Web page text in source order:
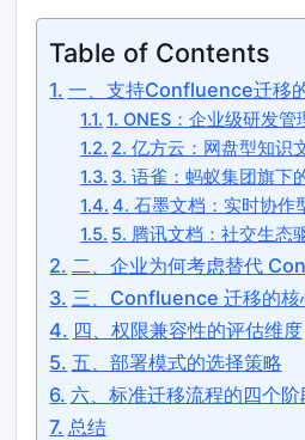
Table of Contents
一、支持Confluence迁移
1. ONES：企业级研发管
2. 亿方云：网盘型知识
3. 语雀：蚂蚁集团旗下
4. 石墨文档：实时协作
5. 腾讯文档：社交生态
二、企业为何考虑替代
三、Confluence 迁移的核
四、权限兼容性的评估维度
五、部署模式的选择策略
六、标准迁移流程的四个阶
总结